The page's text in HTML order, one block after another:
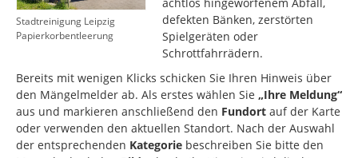
Stadtreinigung Leipzig
Papierkorbentleerung
defekten Bänken, zerstörten
Spielgeräten oder
Schrottfahrrädern.
Bereits mit wenigen Klicks schicken Sie Ihren Hinweis über
den Mängelmelder ab. Als erstes wählen Sie „Ihre Meldung“
aus und markieren anschließend den Fundort auf der Karte
oder verwenden den aktuellen Standort. Nach der Auswahl
der entsprechenden Kategorie beschreiben Sie bitte den